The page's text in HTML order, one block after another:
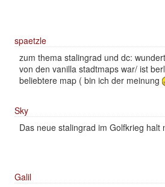
spaetzle
zum thema stalingrad und dc:
von den vanilla stadtmaps war/ ist
beliebtere map ( bin ich der meinung
Sky
Das neue stalingrad im Golfkrieg halt
Galil